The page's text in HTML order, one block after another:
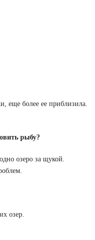
еще более ее приблизила.
рыбу?
озеро за щукой.
озер.